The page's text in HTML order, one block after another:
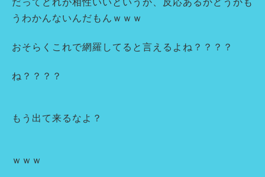
うわかんないんだもんｗｗｗ
おそらくこれで網羅してると言えるよね？？？？
ね？？？？
もう出て来るなよ？
ｗｗｗ